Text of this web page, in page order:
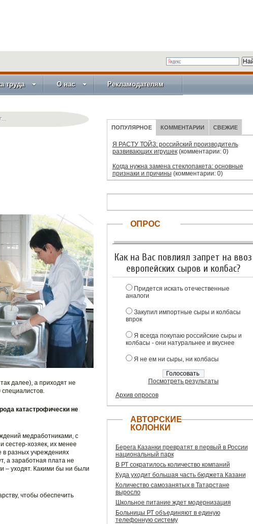
труда О нас Рекламодателям
далее), а приходят не
катастрофически не
медработниками, с
сестер-хозяек, их менее
в разных учреждениях
а заработная плата не
– уходят. Какими бы ни были
чтобы обеспечить
ПОПУЛЯРНОЕ КОММЕНТАРИИ СВЕЖИЕ
Я РАСТУ ТОЙЗ: российский производитель
развивающих игрушек(комментарии: 0)
Когда нужна замена стеклопакета: основные
признаки и причины (комментарии: 0)
ОПРОС
Как на Вас повлиял запрет на ввоз
европейских сыров и колбас?
Придется искать отечественные
аналоги
Закупил импортные сыры и колбасы
впрок
Я всегда покупаю российские сыры и
колбасы - они натуральнее и вкуснее
Я не ем ни сыры, ни колбасы
Посмотреть результаты
Архив опросов
АВТОРСКИЕ
КОЛОНКИ
Берега Казанки превратят в первый в России
национальный парк
В РТ сократилось количество компаний
Куда уходит большая часть бюджета Казани
Количество самозанятых в Татарстане
выросло
Школьное питание ждет модернизация
Больницы РТ объединяют в единую
телефонную систему